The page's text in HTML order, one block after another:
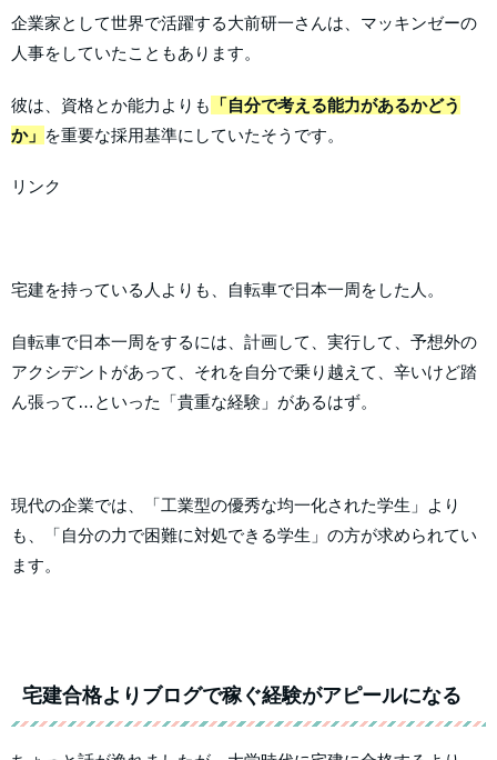
企業家として世界で活躍する大前研一さんは、マッキンゼーの
人事をしていたこともあります。
彼は、資格とか能力よりも
「自分で考える能力があるかどう
か」 を重要な採用基準にしていたそうです。
リンク
宅建を持っている人よりも、自転車で日本一周をした人。
自転車で日本一周をするには、計画して、実行して、予想外の
アクシデントがあって、それを自分で乗り越えて、辛いけど踏
ん張って…といった「貴重な経験」があるはず。
現代の企業では、「工業型の優秀な均一化された学生」より
も、「自分の力で困難に対処できる学生」の方が求められてい
ます。
宅建合格よりブログで稼ぐ経験がアピールになる